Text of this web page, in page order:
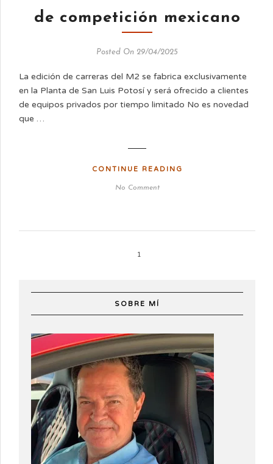
de competición mexicano
Posted On 29/04/2025
La edición de carreras del M2 se fabrica exclusivamente
en la Planta de San Luis Potosí y será ofrecido a clientes
de equipos privados por tiempo limitado No es novedad
que …
CONTINUE READING
No Comment
1
SOBRE MÍ